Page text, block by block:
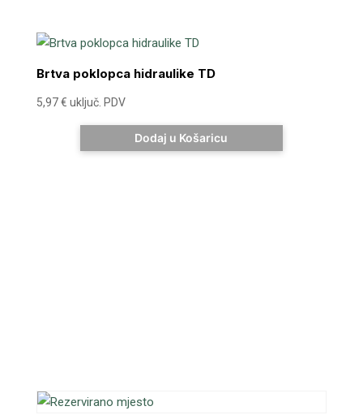
Brtva poklopca hidraulike TD
5,97€ uključ. PDV
Dodaj u Košaricu